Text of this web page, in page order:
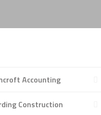
Accounting
Construction